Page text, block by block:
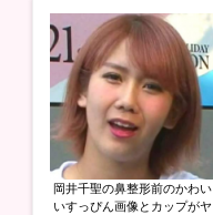
岡井千聖の鼻整形前のかわい
いすっぴん画像とカップがヤ